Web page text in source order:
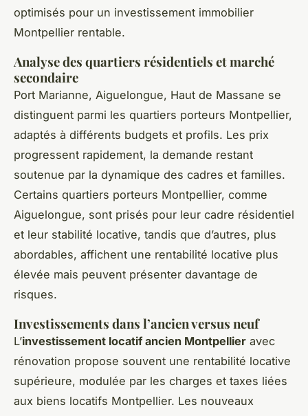
optimisés pour un investissement immobilier
Montpellier rentable.
Analyse des quartiers résidentiels et marché
secondaire
Port Marianne, Aiguelongue, Haut de Massane se
distinguent parmi les quartiers porteurs Montpellier,
adaptés à différents budgets et profils. Les prix
progressent rapidement, la demande restant
soutenue par la dynamique des cadres et familles.
Certains quartiers porteurs Montpellier, comme
Aiguelongue, sont prisés pour leur cadre résidentiel
et leur stabilité locative, tandis que d’autres, plus
abordables, affichent une rentabilité locative plus
élevée mais peuvent présenter davantage de
risques.
Investissements dans l’ancien versus neuf
L’investissement locatif ancien Montpellier avec
rénovation propose souvent une rentabilité locative
supérieure, modulée par les charges et taxes liées
aux biens locatifs Montpellier. Les nouveaux